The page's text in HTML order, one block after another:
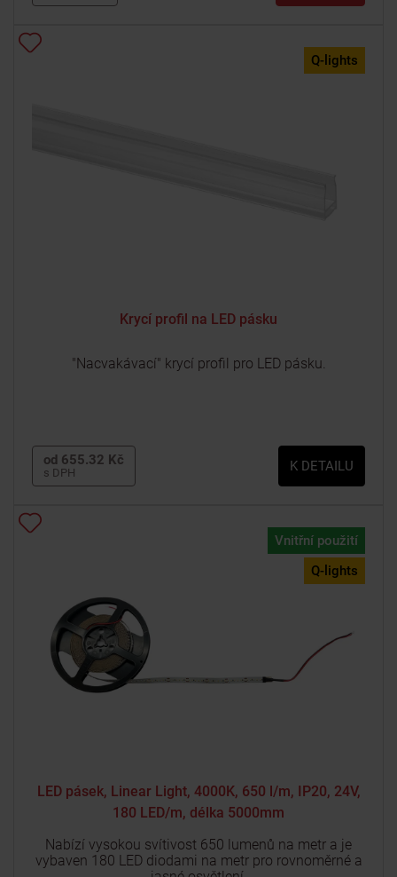
Q-lights
Krycí profil na LED pásku
"Nacvakávací" krycí profil pro LED pásku.
od 655.32 Kč
s DPH K DETAILU
Vnitřní použití
Q-lights
LED pásek, Linear Light, 4000K, 650 l/m, IP20, 24V,
180 LED/m, délka 5000mm
Nabízí vysokou svítivost 650 lumenů na metr a je
vybaven 180 LED diodami na metr pro rovnoměrné a